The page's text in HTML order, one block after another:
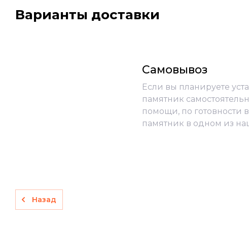
Варианты доставки
Самовывоз
Если вы планируете
памятник
помощи, по готовности
памятник в одном из
Назад